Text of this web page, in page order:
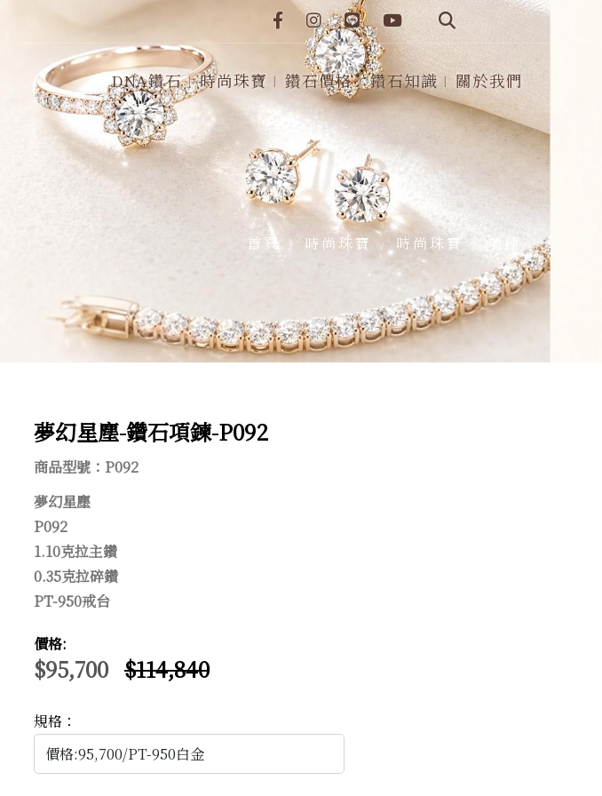
DNA鑽石 時尚珠寶 鑽石價格 鑽石知識 關於我們
首頁 / 時尚珠寶 / 時尚珠寶 項鍊
夢幻星塵-鑽石項鍊-P092
商品型號：P092
夢幻星塵
P092
1.10克拉主鑽
0.35克拉碎鑽
PT-950戒台
價格:
$95,700 $114,840
規格：